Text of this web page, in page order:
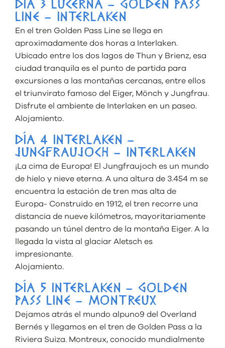
DÍA 3 LUCERNA – GOLDEN PASS
LINE – INTERLAKEN
En el tren Golden Pass Line se llega en
aproximadamente dos horas a Interlaken.
Ubicado entre los dos lagos de Thun y Brienz, esa
ciudad tranquila es el punto de partida para
excursiones a las montañas cercanas, entre ellos
el triunvirato famoso del Eiger, Mönch y Jungfrau.
Disfrute el ambiente de Interlaken en un paseo.
Alojamiento.
DÍA 4 INTERLAKEN –
JUNGFRAUJOCH – INTERLAKEN
¡La cima de Europa! El Jungfraujoch es un mundo
de hielo y nieve eterna. A una altura de 3.454 m se
encuentra la estación de tren mas alta de
Europa- Construido en 1912, el tren recorre una
distancia de nueve kilómetros, mayoritariamente
pasando un túnel dentro de la montaña Eiger. A la
llegada la vista al glaciar Aletsch es
impresionante.
Alojamiento.
DÍA 5 INTERLAKEN – GOLDEN
PASS LINE – MONTREUX
Dejamos atrás el mundo alpuno9 del Overland
Bernés y llegamos en el tren de Golden Pass a la
Riviera Suiza. Montreux, conocido mundialmente